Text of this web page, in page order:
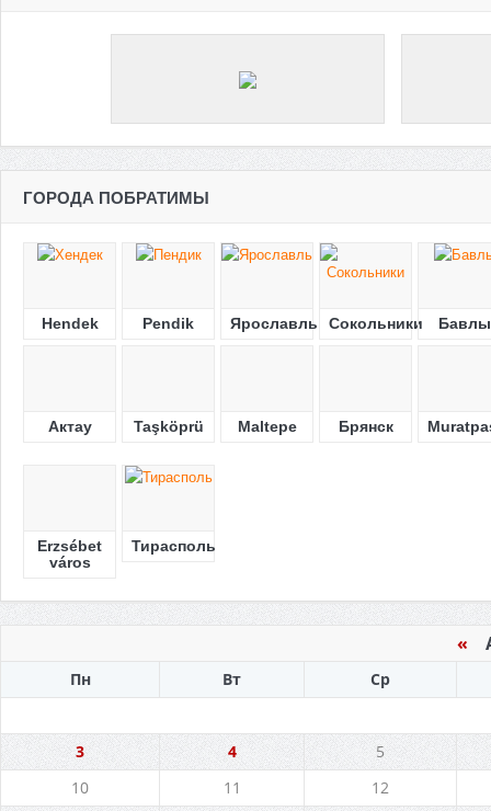
ГОРОДА ПОБРАТИМЫ
Hendek Pendik Ярославль Сокольники Бавлы
Актау Taşköprü Maltepe Брянск
Erzsébet
város
Тирасполь
«
Пн Вт Ср
3 4
5
10
11
12